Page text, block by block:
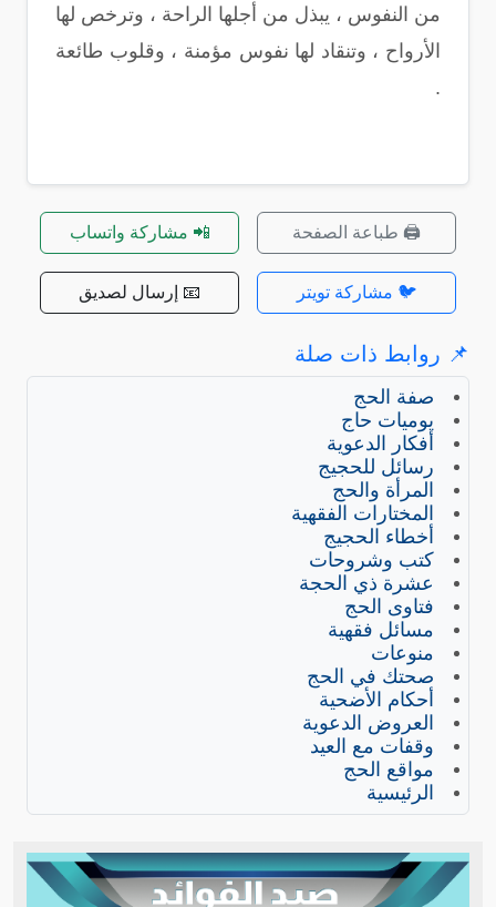
من النفوس ، يبذل من أجلها الراحة ، وترخص لها
الأرواح ، وتنقاد لها نفوس مؤمنة ، وقلوب طائعة
.
🖨️ طباعة الصفحة 📲 مشاركة واتساب
🐦 مشاركة تويتر 📧 إرسال لصديق
📌 روابط ذات صلة
صفة الحج
يوميات حاج
أفكار الدعوية
رسائل للحجيج
المرأة والحج
المختارات الفقهية
أخطاء الحجيج
كتب وشروحات
عشرة ذي الحجة
فتاوى الحج
مسائل فقهية
منوعات
صحتك في الحج
أحكام الأضحية
العروض الدعوية
وقفات مع العيد
مواقع الحج
الرئيسية